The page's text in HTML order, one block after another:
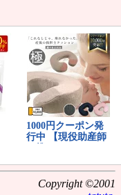
Copyright ©2001